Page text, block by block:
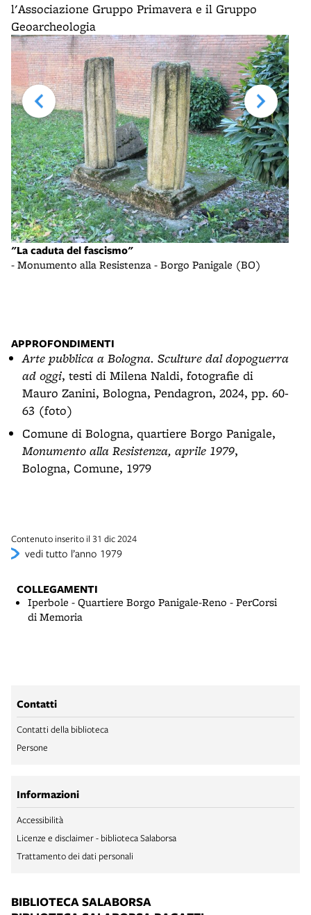
l'Associazione Gruppo Primavera e il Gruppo
Geoarcheologia
"La caduta del fascismo"
- Monumento alla Resistenza - Borgo Panigale (BO)
APPROFONDIMENTI
Arte pubblica a Bologna. Sculture dal dopoguerra
ad oggi, testi di Milena Naldi, fotografie di
Mauro Zanini, Bologna, Pendagron, 2024, pp. 60-
63 (foto)
Comune di Bologna, quartiere Borgo Panigale,
Monumento alla Resistenza, aprile 1979,
Bologna, Comune, 1979
Contenuto inserito il 31 dic 2024
vedi tutto l’anno 1979
COLLEGAMENTI
Iperbole - Quartiere Borgo Panigale-Reno - PerCorsi
di Memoria
Contatti
Contatti della biblioteca
Persone
Informazioni
Accessibilità
Licenze e disclaimer - biblioteca Salaborsa
Trattamento dei dati personali
BIBLIOTECA SALABORSA